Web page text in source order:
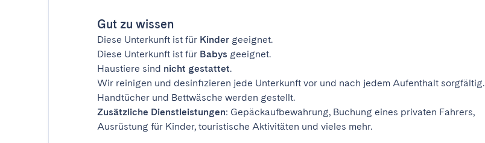
Gut zu wissen
Diese Unterkunft ist für Kinder geeignet.
Diese Unterkunft ist für Babys geeignet.
Haustiere sind nicht gestattet.
Wir reinigen und desinfizieren jede Unterkunft vor und nach jedem Aufenthalt sorgfältig.
Handtücher und Bettwäsche werden gestellt.
Zusätzliche Dienstleistungen: Gepäckaufbewahrung, Buchung eines privaten Fahrers,
Ausrüstung für Kinder, touristische Aktivitäten und vieles mehr.